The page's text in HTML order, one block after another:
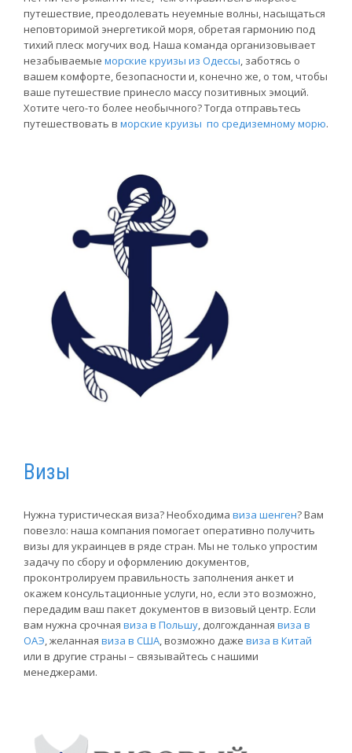
путешествие, преодолевать неуемные волны, насыщаться
неповторимой энергетикой моря, обретая гармонию под
тихий плеск могучих вод. Наша команда организовывает
незабываемые морские круизы из Одессы, заботясь о
вашем комфорте, безопасности и, конечно же, о том, чтобы
ваше путешествие принесло массу позитивных эмоций.
Хотите чего-то более необычного? Тогда отправьтесь
путешествовать в морские круизы по средиземному морю.
Визы
Нужна туристическая виза? Необходима виза шенген? Вам
повезло: наша компания помогает оперативно получить
визы для украинцев в ряде стран. Мы не только упростим
задачу по сбору и оформлению документов,
проконтролируем правильность заполнения анкет и
окажем консультационные услуги, но, если это возможно,
передадим ваш пакет документов в визовый центр. Если
вам нужна срочная виза в Польшу, долгожданная виза в
ОАЭ, желанная виза в США, возможно даже виза в Китай
или в другие страны – связывайтесь с нашими
менеджерами.